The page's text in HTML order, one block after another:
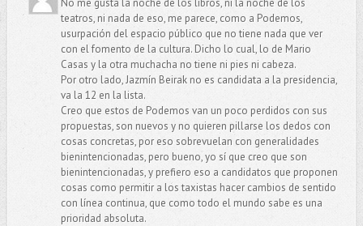
teatros, ni nada de eso, me parece, como a Podemos,
usurpación del espacio público que no tiene nada que ver
con el fomento de la cultura. Dicho lo cual, lo de Mario
Casas y la otra muchacha no tiene ni pies ni cabeza.
Por otro lado, Jazmín Beirak no es candidata a la presidencia,
va la 12 en la lista.
Creo que estos de Podemos van un poco perdidos con sus
propuestas, son nuevos y no quieren pillarse los dedos con
cosas concretas, por eso sobrevuelan con generalidades
bienintencionadas, pero bueno, yo sí que creo que son
bienintencionadas, y prefiero eso a candidatos que proponen
cosas como permitir a los taxistas hacer cambios de sentido
con línea continua, que como todo el mundo sabe es una
prioridad absoluta.